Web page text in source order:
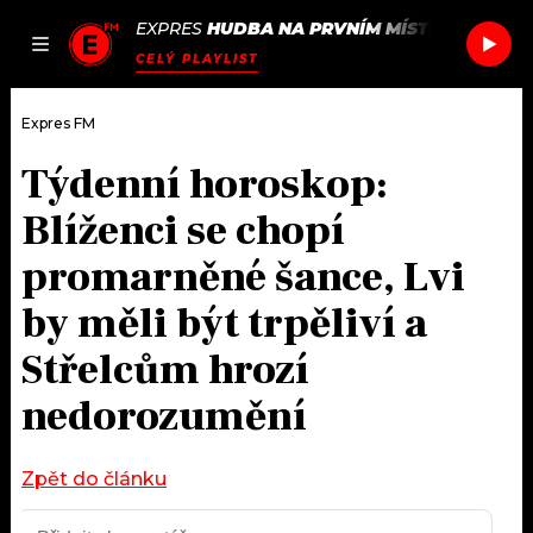
JAK
SEZNAM.CZ
EXPRES HUDBA NA PRVNÍM MÍSTĚ DOM
CELÝ PLAYLIST
DOMŮ
AKTUÁLNĚ
HUDBA
ROZHOVORY
#NEBUDUDOMA
PODCASTY
JAK NALADIT
APLIKACE
Expres FM
Týdenní horoskop:
Blíženci se chopí
promarněné šance, Lvi
by měli být trpěliví a
Střelcům hrozí
nedorozumění
Zpět do článku